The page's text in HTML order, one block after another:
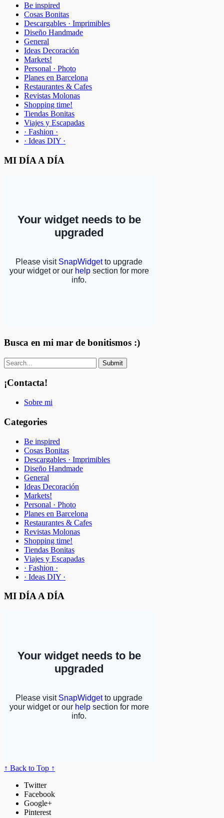
Be inspired
Cosas Bonitas
Descargables · Imprimibles
Diseño Handmade
General
Ideas Decoración
Markets!
Personal · Photo
Planes en Barcelona
Restaurantes & Cafes
Revistas Molonas
Shopping time!
Tiendas Bonitas
Viajes y Escapadas
· Fashion ·
· Ideas DIY ·
MI DÍA A DÍA
Busca en mi mar de bonitismos :)
¡Contacta!
Sobre mi
Categories
Be inspired
Cosas Bonitas
Descargables · Imprimibles
Diseño Handmade
General
Ideas Decoración
Markets!
Personal · Photo
Planes en Barcelona
Restaurantes & Cafes
Revistas Molonas
Shopping time!
Tiendas Bonitas
Viajes y Escapadas
· Fashion ·
· Ideas DIY ·
MI DÍA A DÍA
↑ Back to Top ↑
Twitter
Facebook
Google+
Pinterest